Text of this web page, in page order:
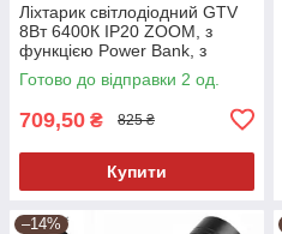
Ліхтарик світлодіодний GTV
8Вт 6400К IP20 ZOOM, з
функцією Power Bank, з
акумулятором
Готово до відправки 2 од.
709,50 ₴ 825 ₴
Купити
–14%